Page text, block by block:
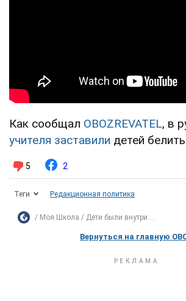
Как сообщал OBOZREVATEL, в
учителя заставили детей
5 2
Теги Редакционная политика
Моя Школа Дети были внутри:...
Вернуться на главную